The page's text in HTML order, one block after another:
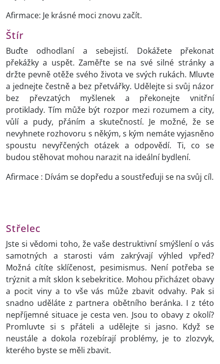
Afirmace: Je krásné moci znovu začít.
Štír
Buďte odhodlaní a sebejistí. Dokážete překonat
překážky a uspět. Zaměřte se na své silné stránky a
držte pevně otěže svého života ve svých rukách. Mluvte
a jednejte čestně a bez přetvářky. Udělejte si svůj názor
bez převzatých myšlenek a překonejte vnitřní
protiklady. Tím může být rozpor mezi rozumem a city,
vůlí a pudy, přáním a skutečností. Je možné, že se
nevyhnete rozhovoru s někým, s kým nemáte vyjasněno
spoustu nevyřčených otázek a odpovědí. Ti, co se
budou stěhovat mohou narazit na ideální bydlení.
Afirmace : Dívám se dopředu a soustřeďuji se na svůj cíl.
Střelec
Jste si vědomi toho, že vaše destruktivní smýšlení o vás
samotných a starosti vám zakrývají výhled vpřed?
Možná cítíte sklíčenost, pesimismus. Není potřeba se
trýznit a mít sklon k sebekritice. Mohou přicházet obavy
a pocit viny a to vše vás může zbavit odvahy. Pak si
snadno uděláte z partnera obětního beránka. I z této
nepříjemné situace je cesta ven. Jsou to obavy z okolí?
Promluvte si s přáteli a udělejte si jasno. Když se
neustále a dokola rozebírají problémy, je to zlozvyk,
kterého byste se měli zbavit.